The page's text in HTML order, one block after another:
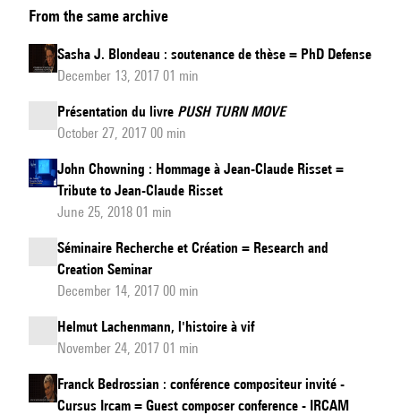
vers
un
environnement
création
musicale
temps-
collaboratif
=
Kiwi,
towards
an
environment
for
From the same archive
Sasha J. Blondeau : soutenance de thèse = PhD Defense
December 13, 2017 01 min
Présentation du livre PUSH TURN MOVE
October 27, 2017 00 min
John Chowning : Hommage à Jean-Claude Risset =
Tribute to Jean-Claude Risset
June 25, 2018 01 min
Séminaire Recherche et Création = Research and
Creation Seminar
December 14, 2017 00 min
Helmut Lachenmann, l'histoire à vif
November 24, 2017 01 min
Franck Bedrossian : conférence compositeur invité -
Cursus Ircam = Guest composer conference - IRCAM